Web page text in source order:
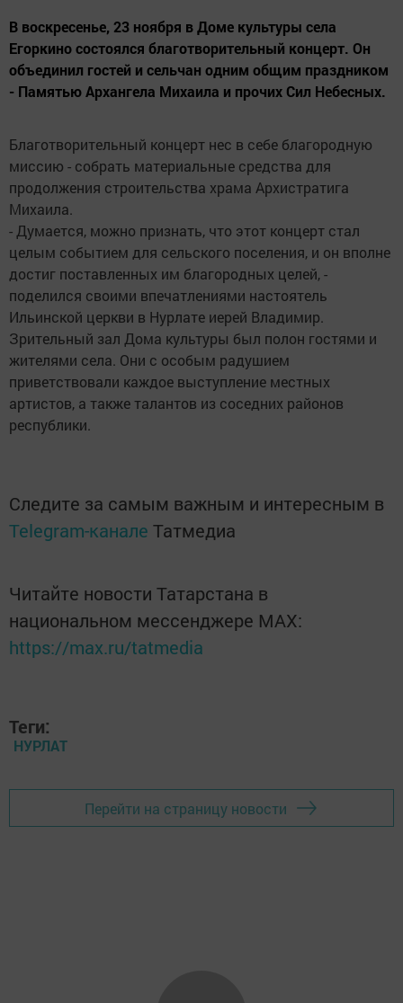
В воскресенье, 23 ноября в Доме культуры села
Егоркино состоялся благотворительный концерт. Он
объединил гостей и сельчан одним общим праздником
- Памятью Архангела Михаила и прочих Сил Небесных.
Благотворительный концерт нес в себе благородную
миссию - собрать материальные средства для
продолжения строительства храма Архистратига
Михаила.
- Думается, можно признать, что этот концерт стал
целым событием для сельского поселения, и он вполне
достиг поставленных им благородных целей, -
поделился своими впечатлениями настоятель
Ильинской церкви в Нурлате иерей Владимир.
Зрительный зал Дома культуры был полон гостями и
жителями села. Они с особым радушием
приветствовали каждое выступление местных
артистов, а также талантов из соседних районов
республики.
Следите за самым важным и интересным в
Telegram-канале Татмедиа
Читайте новости Татарстана в
национальном мессенджере MАХ:
https://max.ru/tatmedia
Теги:
НУРЛАТ
Перейти на страницу новости